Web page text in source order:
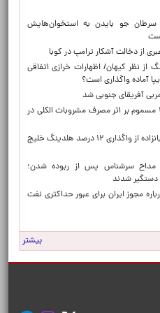
سرطان جو بایدن به استخوان‌هایش
از دخالت آشکار ترامپ در کوبا
از نظر کیهان/ اظهارات خرازی اتفاقی
آماده واگذاری است؟
آفریقای جنوبی شد
یک فوتی و ۱۱ مسموم بر اثر مصرف مشروبات الکلی در
ناگفته‌های قربانزاده از واگذاری ۱۲ درصد هلدینگ خلیج
مداح سرشناس پس از ربوده شدن؛
دستگیر شدند
مجوز ایران برای عبور حداکثری نفت
بیشتر